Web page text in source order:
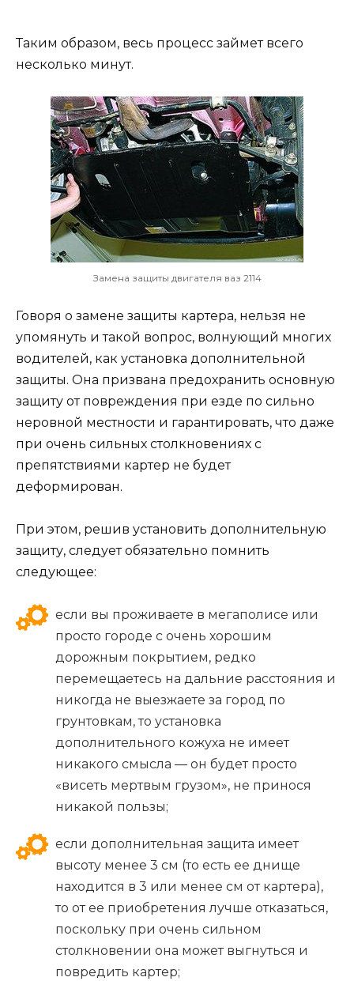
Таким образом, весь процесс займет всего
несколько минут.
Замена защиты двигателя ваз 2114
Говоря о замене защиты картера, нельзя не
упомянуть и такой вопрос, волнующий многих
водителей, как установка дополнительной
защиты. Она призвана предохранить основную
защиту от повреждения при езде по сильно
неровной местности и гарантировать, что даже
при очень сильных столкновениях с
препятствиями картер не будет
деформирован.
При этом, решив установить дополнительную
защиту, следует обязательно помнить
следующее:
если вы проживаете в мегаполисе или
просто городе с очень хорошим
дорожным покрытием, редко
перемещаетесь на дальние расстояния и
никогда не выезжаете за город по
грунтовкам, то установка
дополнительного кожуха не имеет
никакого смысла — он будет просто
«висеть мертвым грузом», не принося
никакой пользы;
если дополнительная защита имеет
высоту менее 3 см (то есть ее днище
находится в 3 или менее см от картера),
то от ее приобретения лучше отказаться,
поскольку при очень сильном
столкновении она может выгнуться и
повредить картер;